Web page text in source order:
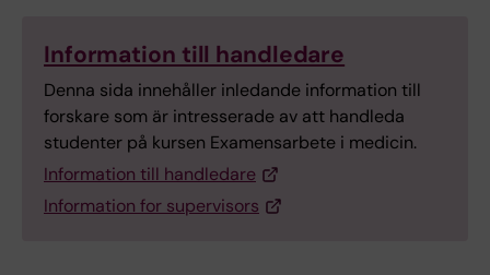
Information till handledare
Denna sida innehåller inledande information till
forskare som är intresserade av att handleda
studenter på kursen Examensarbete i medicin.
Information till handledare
Information for supervisors